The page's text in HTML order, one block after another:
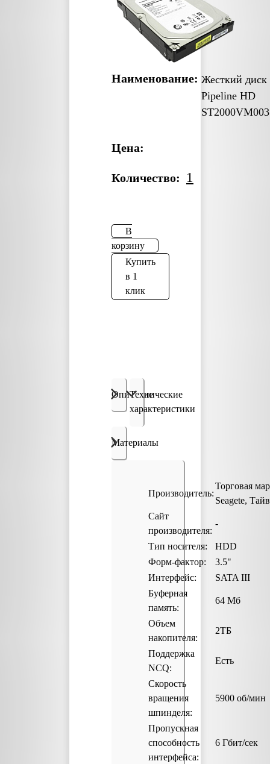
Наименование: Жесткий диск
Pipeline HD
ST2000VM003
Цена:
Количество: 1
В
корзину
Купить
в 1
клик
Описание
Технические
характеристики
Материалы
Производитель:
Торговая
Seagete,
Сайт
производителя:
-
Тип носителя:
HDD
Форм-фактор:
3.5"
Интерфейс:
SATA III
Буферная
память:
64 Мб
Объем
накопителя:
2ТБ
Поддержка
NCQ:
Есть
Скорость
вращения
шпинделя:
5900 об/мин
Пропускная
способность
интерфейса:
6 Гбит/